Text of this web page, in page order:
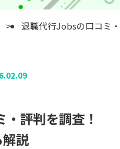
退職代行Jobsの口コミ
評判を調査！
説